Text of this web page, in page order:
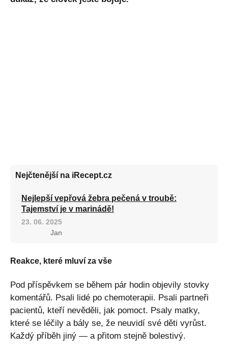
Nejčtenější na iRecept.cz
Nejlepší vepřová žebra pečená v troubě:
Tajemství je v marinádě!
23. 06. 2025
Jan
Reakce, které mluví za vše
Pod příspěvkem se během pár hodin objevily stovky
komentářů. Psali lidé po chemoterapii. Psali partneři
pacientů, kteří nevěděli, jak pomoct. Psaly matky,
které se léčily a bály se, že neuvidí své děti vyrůst.
Každý příběh jiný — a přitom stejně bolestivý.